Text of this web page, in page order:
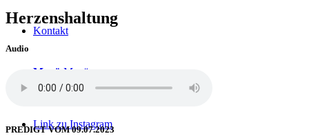
Kontakt
Menü Menü
Link zu Instagram
Herzenshaltung
Audio
PREDIGT VOM 09.07.2023